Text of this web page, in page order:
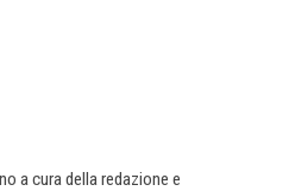
a cura della redazione e